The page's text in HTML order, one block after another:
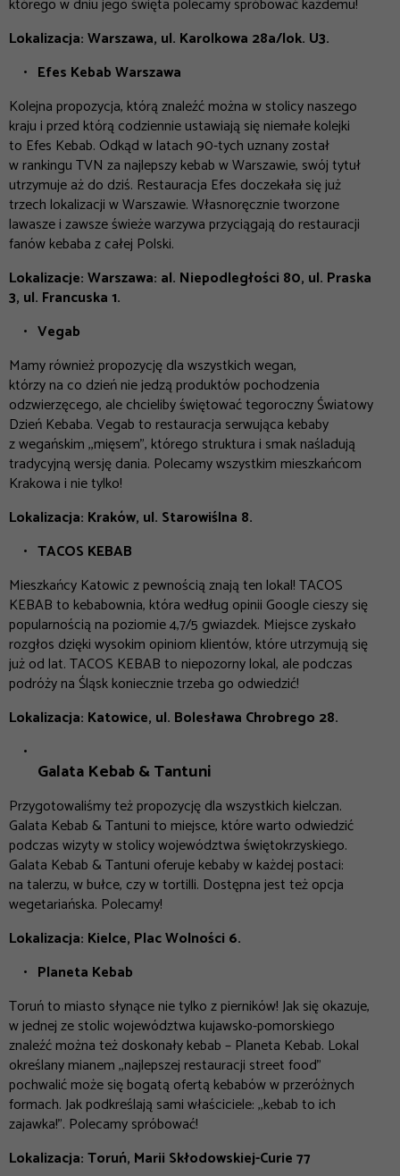
Lokalizacja: Warszawa, ul. Karolkowa 28a/lok. U3.
Efes Kebab Warszawa
Kolejna propozycja, którą znaleźć można w stolicy naszego
kraju i przed którą codziennie ustawiają się niemałe kolejki
to Efes Kebab. Odkąd w latach 90-tych uznany został
w rankingu TVN za najlepszy kebab w Warszawie, swój tytuł
utrzymuje aż do dziś. Restauracja Efes doczekała się już
trzech lokalizacji w Warszawie. Własnoręcznie tworzone
lawasze i zawsze świeże warzywa przyciągają do restauracji
fanów kebaba z całej Polski.
Lokalizacje: Warszawa: al. Niepodległości 80, ul. Praska
3, ul. Francuska 1.
Vegab
Mamy również propozycję dla wszystkich wegan,
którzy na co dzień nie jedzą produktów pochodzenia
odzwierzęcego, ale chcieliby świętować tegoroczny Światowy
Dzień Kebaba. Vegab to restauracja serwująca kebaby
z wegańskim ,,mięsem”, którego struktura i smak naśladują
tradycyjną wersję dania. Polecamy wszystkim mieszkańcom
Krakowa i nie tylko!
Lokalizacja: Kraków, ul. Starowiślna 8.
TACOS KEBAB
Mieszkańcy Katowic z pewnością znają ten lokal! TACOS
KEBAB to kebabownia, która według opinii Google cieszy się
popularnością na poziomie 4,7/5 gwiazdek. Miejsce zyskało
rozgłos dzięki wysokim opiniom klientów, które utrzymują się
już od lat. TACOS KEBAB to niepozorny lokal, ale podczas
podróży na Śląsk koniecznie trzeba go odwiedzić!
Lokalizacja: Katowice, ul. Bolesława Chrobrego 28.
Galata Kebab & Tantuni
Przygotowaliśmy też propozycję dla wszystkich kielczan.
Galata Kebab & Tantuni to miejsce, które warto odwiedzić
podczas wizyty w stolicy województwa świętokrzyskiego.
Galata Kebab & Tantuni oferuje kebaby w każdej postaci:
na talerzu, w bułce, czy w tortilli. Dostępna jest też opcja
wegetariańska. Polecamy!
Lokalizacja: Kielce, Plac Wolności 6.
Planeta Kebab
Toruń to miasto słynące nie tylko z pierników! Jak się okazuje,
w jednej ze stolic województwa kujawsko-pomorskiego
znaleźć można też doskonały kebab – Planeta Kebab. Lokal
określany mianem ,,najlepszej restauracji street food”
pochwalić może się bogatą ofertą kebabów w przeróżnych
formach. Jak podkreślają sami właściciele: ,,kebab to ich
zajawka!”. Polecamy spróbować!
Lokalizacja: Toruń, Marii Skłodowskiej-Curie 77